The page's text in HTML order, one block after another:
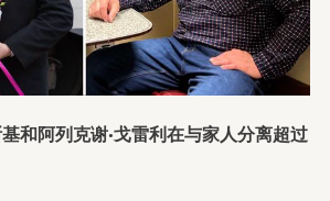
和阿列克谢·戈雷利在与家人分离超过